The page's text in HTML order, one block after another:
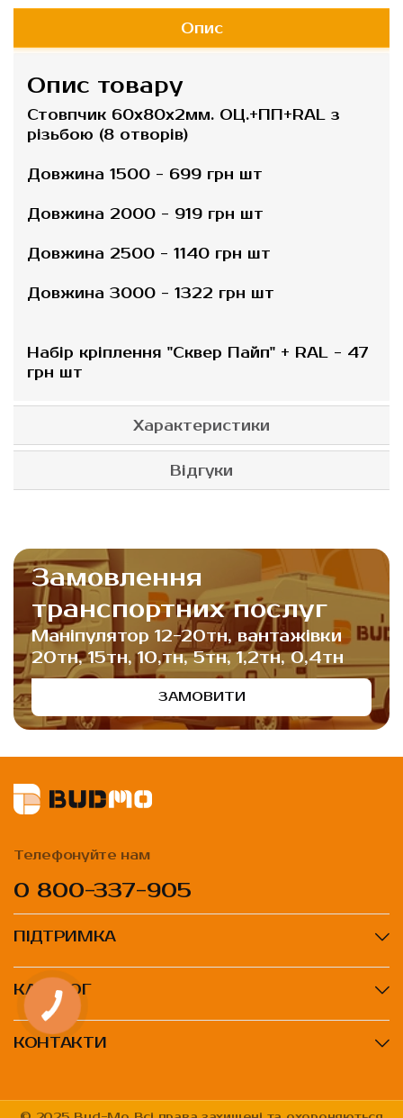
Опис
Опис товару
Стовпчик 60х80х2мм. ОЦ.+ПП+RAL з
різьбою (8 отворів)
Довжина 1500 - 699 грн шт
Довжина 2000 - 919 грн шт
Довжина 2500 - 1140 грн шт
Довжина 3000 - 1322 грн шт
Набір кріплення "Сквер Пайп" + RAL - 47
грн шт
Характеристики
Відгуки
Замовлення
транспортних послуг
Маніпулятор 12-20тн, вантажівки
20тн, 15тн, 10,тн, 5тн, 1,2тн, 0,4тн
ЗАМОВИТИ
Телефонуйте нам
0 800-337-905
ПІДТРИМКА
КАТАЛОГ
КОНТАКТИ